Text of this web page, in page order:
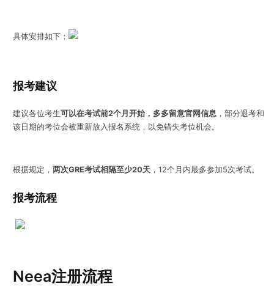
具体安排如下：
报考建议
建议各位考生可以在考试前2个月开始， 多多留意官网信息，部分退考和
该日期的考位会被重新放入报名系统，以免错失考位机会。
根据规定， 两次GRE考试相隔至少20天，12个月内最多参加5次考试。
报考流程
Neea注册流程